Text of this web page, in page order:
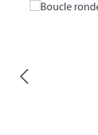
Skip image gallery